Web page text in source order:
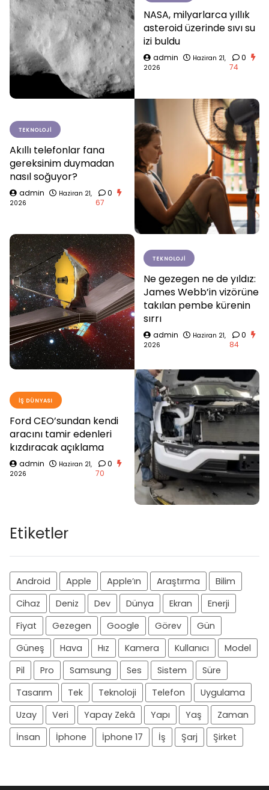
NASA, milyarlarca yıllık
asteroid üzerinde sıvı su
izi buldu
admin
Haziran 21,
2026
0
74
TEKNOLOJI
Akıllı telefonlar fana
gereksinim duymadan
nasıl soğuyor?
admin
Haziran 21,
2026
0
67
TEKNOLOJI
Ne gezegen ne de yıldız:
James Webb’in vizörüne
takılan pembe kürenin
sırrı
admin
Haziran 21,
2026
0
84
İŞ DÜNYASI
Ford CEO’sundan kendi
aracını tamir edenleri
kızdıracak açıklama
admin
Haziran 21,
2026
0
70
Etiketler
Android Apple Apple’ın Araştırma
Bilim
Cihaz
Deniz Dev Dünya Ekran
Enerji
Fiyat
Gezegen Google Görev
Gün
Güneş
Hava Hız Kamera Kullanıcı
Model
Pil
Pro Samsung Ses Sistem
Süre
Tasarım
Tek Teknoloji Telefon
Uygulama
Uzay
Veri Yapay Zekâ Yapı Yaş
Zaman
İnsan
İphone İphone 17 İş Şarj Şirket